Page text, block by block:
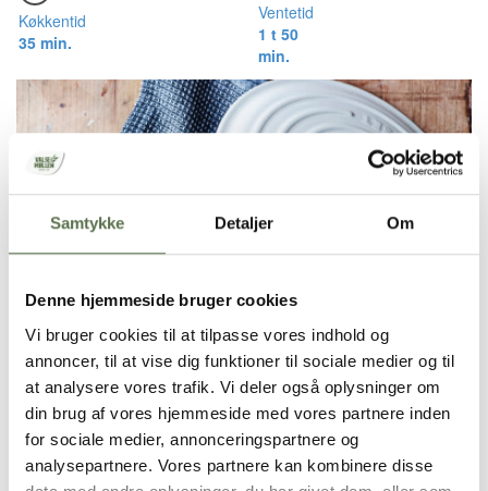
Samtykke Detaljer Om
Denne hjemmeside bruger cookies
Vi bruger cookies til at tilpasse vores indhold og
annoncer, til at vise dig funktioner til sociale medier og til
at analysere vores trafik. Vi deler også oplysninger om
din brug af vores hjemmeside med vores partnere inden
for sociale medier, annonceringspartnere og
analysepartnere. Vores partnere kan kombinere disse
Køkkentid
35 min.
Ventetid
1 t 50
min.